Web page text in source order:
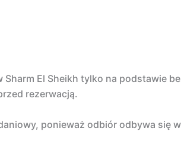
El Sheikh tylko na podstawie
rezerwacją.
ponieważ odbiór odbywa się